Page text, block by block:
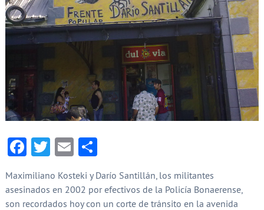
Facebook
Twitter
EmailCompartir
Maximiliano Kosteki y Darío Santillán, los militantes
asesinados en 2002 por efectivos de la Policía Bonaerense,
son recordados hoy con un corte de tránsito en la avenida